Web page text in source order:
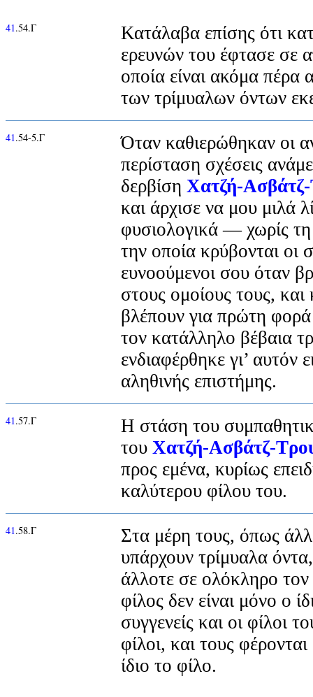
41.54.Γ
Κατάλαβα επίσης ότι
ερευνών του έφτασε σε
οποία είναι ακόμα πέρα
των τρίμυαλων όντων
41.54-5.Γ
Όταν καθιερώθηκαν οι
περίσταση σχέσεις
δερβίση Χατζή-
και άρχισε να μου μιλά
φυσιολογικά — χωρίς
την οποία κρύβονται οι
ευνοούμενοι σου όταν
στους ομοίους τους, και
βλέπουν για πρώτη
τον κατάλληλο βέβαια
ενδιαφέρθηκε γι’ αυτόν
αληθινής επιστήμης.
41.57.Γ
Η στάση του
του Χατζή-Ασβάτζ-
προς εμένα, κυρίως
καλύτερου φίλου του.
41.58.Γ
Στα μέρη τους, όπως
υπάρχουν τρίμυαλα
άλλοτε σε ολόκληρο
φίλος δεν είναι μόνο ο
συγγενείς και οι φίλοι
φίλοι, και τους
ίδιο το φίλο.